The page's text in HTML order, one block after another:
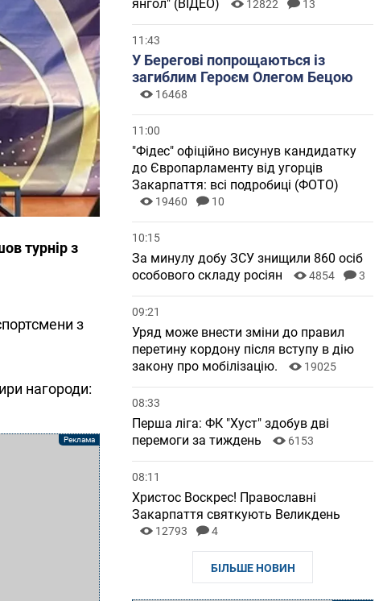
турнір з
з
нагороди:
янгол" (ВІДЕО)
12822 13
11:43
У Берегові попрощаються із
загиблим Героєм Олегом Бецою
16468
11:00
"Фідес" офіційно висунув кандидатку
до Європарламенту від угорців
Закарпаття: всі подробиці (ФОТО)
19460 10
10:15
За минулу добу ЗСУ знищили 860 осіб
особового складу росіян
4854 3
09:21
Уряд може внести зміни до правил
перетину кордону після вступу в дію
закону про мобілізацію.
19025
08:33
Перша ліга: ФК "Хуст" здобув дві
перемоги за тиждень
6153
08:11
Христос Воскрес! Православні
Закарпаття святкують Великдень
12793 4
БІЛЬШЕ НОВИН